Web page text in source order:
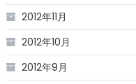
2012年11月
2012年10月
2012年9月